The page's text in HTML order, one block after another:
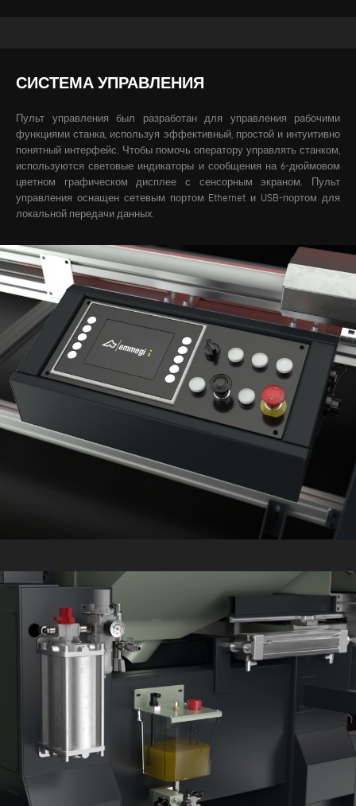
СИСТЕМА УПРАВЛЕНИЯ
Пульт управления был разработан для управления рабочими
функциями станка, используя эффективный, простой и интуитивно
понятный интерфейс. Чтобы помочь оператору управлять станком,
используются световые индикаторы и сообщения на 6-дюймовом
цветном графическом дисплее с сенсорным экраном. Пульт
управления оснащен сетевым портом Ethernet и USB-портом для
локальной передачи данных.